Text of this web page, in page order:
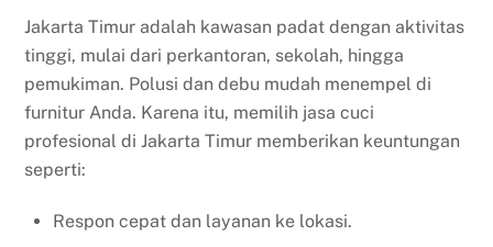
Jakarta Timur adalah kawasan padat dengan aktivitas
tinggi, mulai dari perkantoran, sekolah, hingga
pemukiman. Polusi dan debu mudah menempel di
furnitur Anda. Karena itu, memilih jasa cuci
profesional di Jakarta Timur memberikan keuntungan
seperti:
Respon cepat dan layanan ke lokasi.